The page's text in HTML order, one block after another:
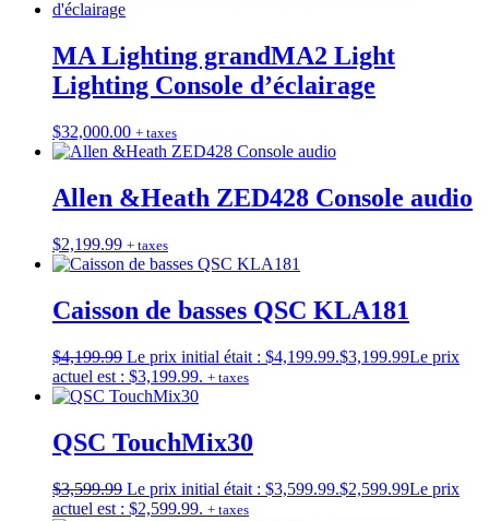
MA Lighting grandMA2 Light
Lighting Console d’éclairage
$32,000.00 + taxes
Allen &Heath ZED428 Console audio
$2,199.99 + taxes
Caisson de basses QSC KLA181
$4,199.99 Le prix initial était : $4,199.99.$3,199.99Le prix
actuel est : $3,199.99. + taxes
QSC TouchMix30
$3,599.99 Le prix initial était : $3,599.99.$2,599.99Le prix
actuel est : $2,599.99. + taxes